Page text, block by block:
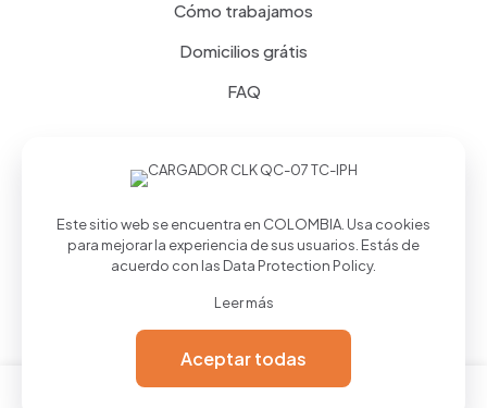
Cómo trabajamos
Domicilios grátis
FAQ
reservados © 2025 | Hecho con ❤️ por:Maowmartello
0
Este sitio web se encuentra en COLOMBIA. Usa cookies
para mejorar la experiencia de sus usuarios. Estás de
acuerdo con las Data Protection Policy.
Leer más
Aceptar todas